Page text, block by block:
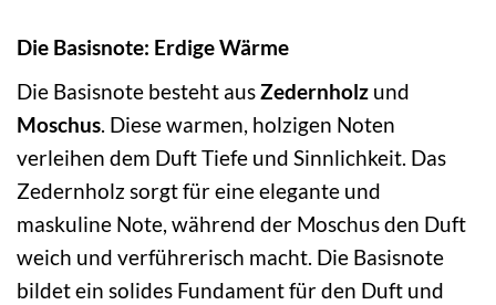
Die Basisnote: Erdige Wärme
Die Basisnote besteht ausZedernholz und
Moschus. Diese warmen, holzigen Noten
verleihen dem Duft Tiefe und Sinnlichkeit. Das
Zedernholz sorgt für eine elegante und
maskuline Note, während der Moschus den Duft
weich und verführerisch macht. Die Basisnote
bildet ein solides Fundament für den Duft und